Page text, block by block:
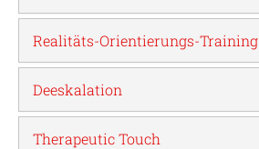
Realitäts-Orientierungs-Training
Deeskalation
Therapeutic Touch